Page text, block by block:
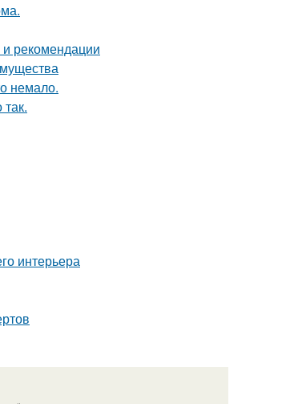
и рекомендации
немало.
интерьера